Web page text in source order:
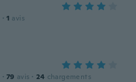
· 1 avis
· 79 avis · 24 chargements